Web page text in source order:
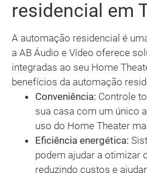
residencial em
A automação residencial é
a AB Áudio e Vídeo oferece
integradas ao seu Home
benefícios da automação
Conveniência: Controle
sua casa com um único
uso do Home Theater
Eficiência energética:
podem ajudar a otimizar
reduzindo custos e